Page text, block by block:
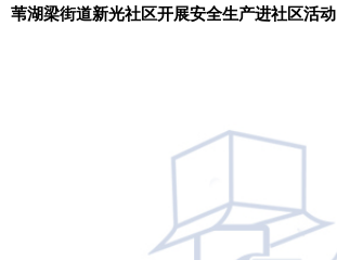
苇湖梁街道新光社区开展安全生产进社区活动